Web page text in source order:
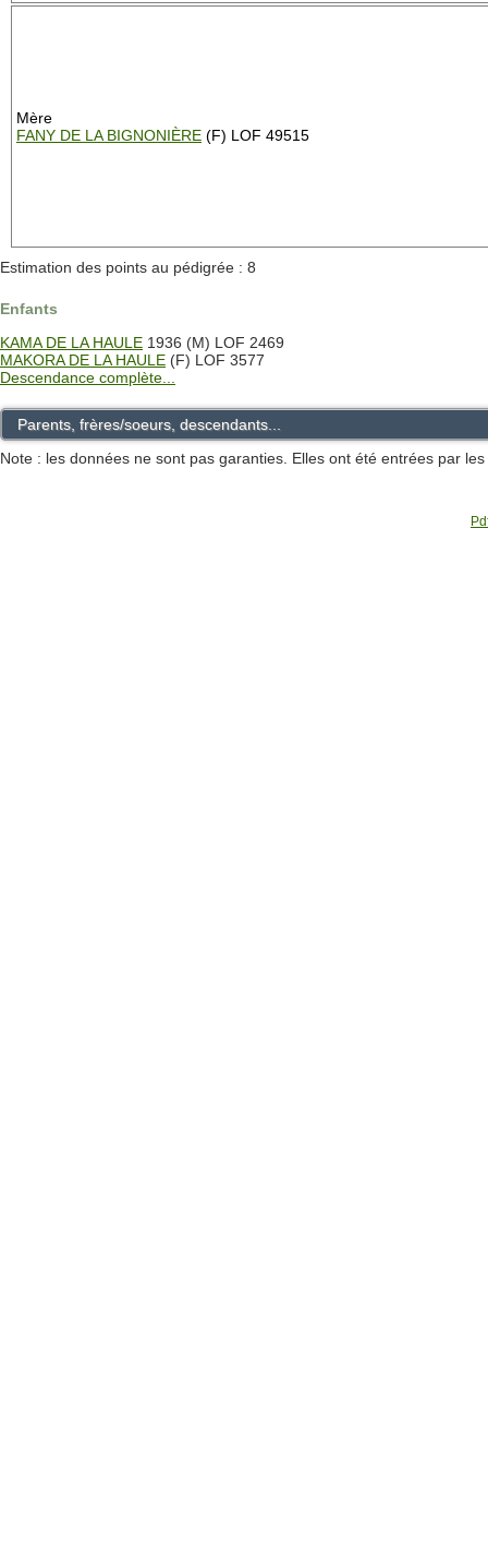
Mère
FANY DE LA BIGNONIÈRE (F) LOF 49515
Estimation des points au pédigrée : 8
Enfants
KAMA DE LA HAULE 1936 (M) LOF 2469
MAKORA DE LA HAULE (F) LOF 3577
Descendance complète...
Parents, frères/soeurs, descendants...
Note : les données ne sont pas garanties. Elles ont été entrées par